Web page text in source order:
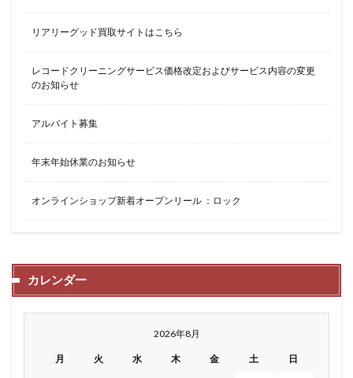
リアリーグッド買取サイトはこちら
レコードクリーニングサービス価格改定およびサービス内容の変更
のお知らせ
アルバイト募集
年末年始休業のお知らせ
オンラインショップ新着オープンリール ：ロック
カレンダー
2026年8月
月 火 水 木 金 土 日